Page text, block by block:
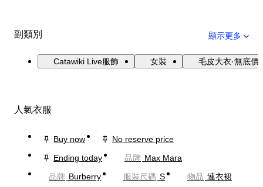
副類別 顯示更多
Catawiki Live服飾 女裝 毛皮大衣·無底價
人氣衣服
Buy now
No reserve price
Ending today
品牌 Max Mara
品牌 Burberry 服裝尺碼 S 物品 連衣裙